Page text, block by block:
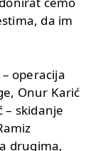
da im
operacija
Onur Karić
– skidanje
drugima,